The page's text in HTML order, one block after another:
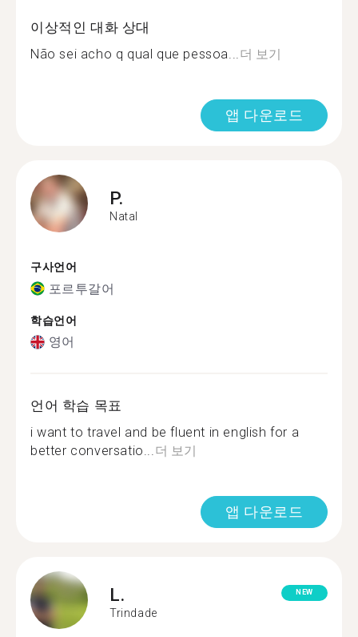
이상적인 대화 상대
Não sei acho q qual que pessoa...더 보기
앱 다운로드
P.
Natal
구사언어
포르투갈어
학습언어
영어
언어 학습 목표
i want to travel and be fluent in english for a
better conversatio...더 보기
앱 다운로드
L.
Trindade
NEW